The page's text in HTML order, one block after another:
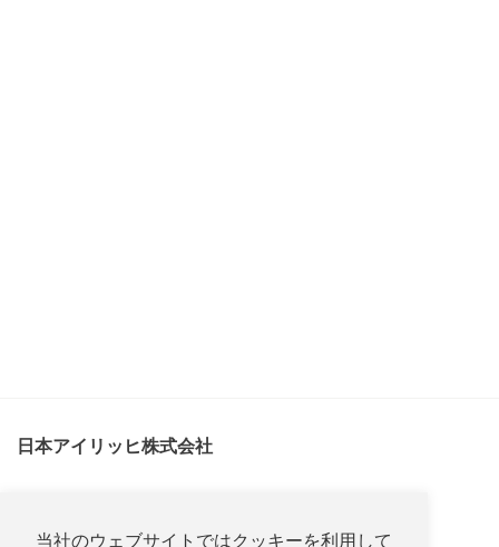
当社のウェブサイトではクッキーを利用して
日本アイリッヒ株式会社
愛知県名古屋市瑞穂区内浜町27-16